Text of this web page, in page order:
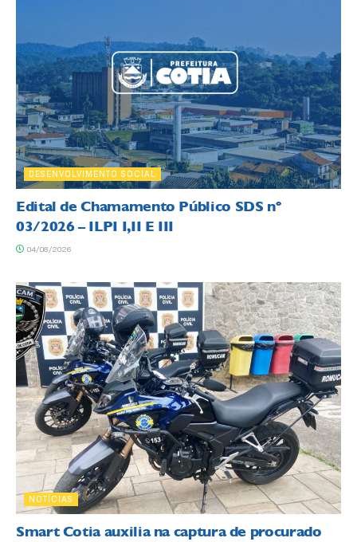
DESENVOLVIMENTO SOCIAL
Edital de Chamamento Público SDS nº
03/2026 – ILPI I,II E III
04/08/2026
NOTÍCIAS
Smart Cotia auxilia na captura de procurado